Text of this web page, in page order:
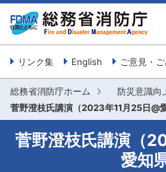
リンク集 English ご意見・
総務省消防庁ホーム
防災意識向
菅野澄枝氏講演（2023年11月25日@愛
菅野澄枝氏講演（
愛知